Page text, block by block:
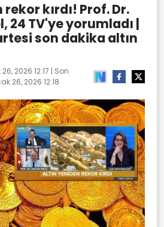
kırdı! Prof. Dr.
24 TV'ye yorumladı |
son dakika altın
2026 12:17 | Son
26, 2026 12:18